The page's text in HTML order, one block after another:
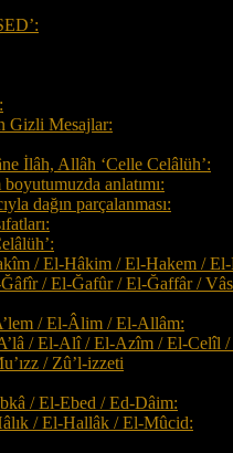
Gizli Mesajlar:
İlâh, Allâh ‘Celle Celâlüh’:
anlatımı:
dağın parçalanması:
/ El-Hâkim / El-Hakem /
/ El-Ğafûr / El-Ğaffâr /
/ El-Âlim / El-Allâm:
/ El-Alî / El-Azîm / El-Celîl
/ Zû’l-izzeti
/ El-Ebed / Ed-Dâim:
/ El-Hallâk / El-Mûcid: